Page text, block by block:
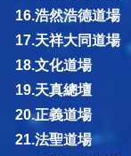
16.浩然浩德道場
17.天祥大同道場
18.文化道場
19.天真總壇
20.正義道場
21.法聖道場